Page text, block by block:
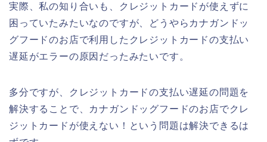
実際、私の知り合いも、クレジットカードが使えずに
困っていたみたいなのですが、どうやらカナガンドッ
グフードのお店で利用したクレジットカードの支払い
遅延がエラーの原因だったみたいです。
多分ですが、クレジットカードの支払い遅延の問題を
解決することで、カナガンドッグフードのお店でクレ
ジットカードが使えない！という問題は解決できるは